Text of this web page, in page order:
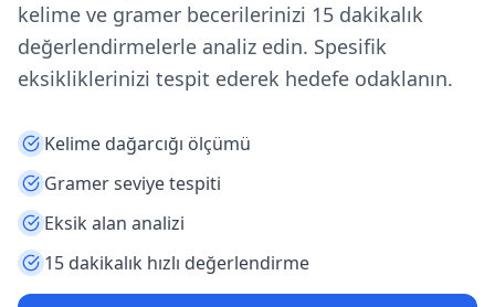
kelime ve gramer becerilerinizi 15 dakikalık
değerlendirmelerle analiz edin. Spesifik
eksikliklerinizi tespit ederek hedefe odaklanın.
Kelime dağarcığı ölçümü
Gramer seviye tespiti
Eksik alan analizi
15 dakikalık hızlı değerlendirme